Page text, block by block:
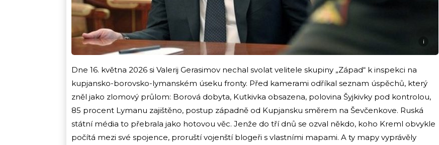
i
Dne 16. května 2026 si Valerij Gerasimov nechal svolat velitele skupiny „Západ“ k inspekci na
kupjansko-borovsko-lymanském úseku fronty. Před kamerami odříkal seznam úspěchů, který
zněl jako zlomový průlom: Borová dobyta, Kutkivka obsazena, polovina Šyjkivky pod kontrolou,
85 procent Lymanu zajištěno, postup západně od Kupjansku směrem na Ševčenkove. Ruská
státní média to přebrala jako hotovou věc. Jenže do tří dnů se ozval někdo, koho Kreml obvykle
počítá mezi své spojence, proruští vojenští blogeři s vlastními mapami. A ty mapy vyprávěly